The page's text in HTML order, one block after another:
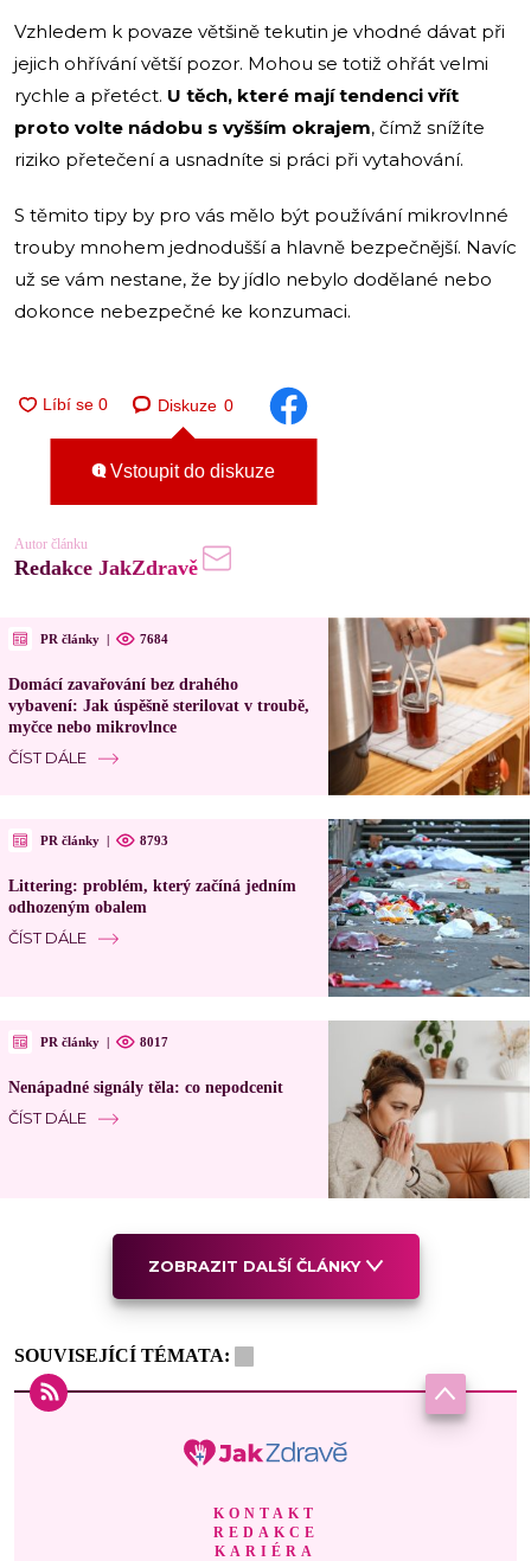
Vzhledem k povaze většině tekutin je vhodné dávat při
jejich ohřívání větší pozor. Mohou se totiž ohřát velmi
rychle a přetéct. U těch, které mají tendenci vřít
proto volte nádobu s vyšším okrajem, čímž snížíte
riziko přetečení a usnadníte si práci při vytahování.
S těmito tipy by pro vás mělo být používání mikrovlnné
trouby mnohem jednodušší a hlavně bezpečnější. Navíc
už se vám nestane, že by jídlo nebylo dodělané nebo
dokonce nebezpečné ke konzumaci.
Diskuze 0
Vstoupit do diskuze
Autor článku
Redakce JakZdravě
PR články | 7684
Domácí zavařování bez drahého
vybavení: Jak úspěšně sterilovat v troubě,
myčce nebo mikrovlnce
ČÍST DÁLE
PR články | 8793
Littering: problém, který začíná jedním
odhozeným obalem
ČÍST DÁLE
PR články | 8017
Nenápadné signály těla: co nepodcenit
ČÍST DÁLE
ZOBRAZIT DALŠÍ ČLÁNKY
SOUVISEJÍCÍ TÉMATA:
KONTAKT
REDAKCE
KARIÉRA